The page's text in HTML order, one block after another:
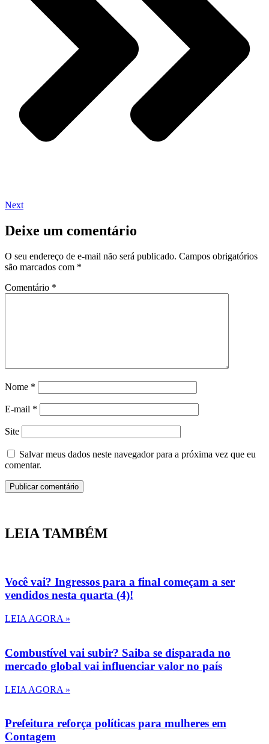
Next
Deixe um comentário
O seu endereço de e-mail não será publicado. Campos obrigatórios
são marcados com *
Comentário *
Nome *
E-mail *
Site
Salvar meus dados neste navegador para a próxima vez que eu
comentar.
LEIA TAMBÉM
Você vai? Ingressos para a final começam a ser
vendidos nesta quarta (4)!
LEIA AGORA »
Combustível vai subir? Saiba se disparada no
mercado global vai influenciar valor no país
LEIA AGORA »
Prefeitura reforça políticas para mulheres em
Contagem